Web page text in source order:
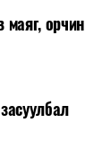
маяг, орчин